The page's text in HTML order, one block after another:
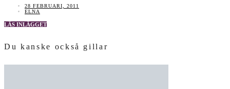
28 FEBRUARI, 2011
ELNA
LÄS INLÄGGET
Du kanske också gillar